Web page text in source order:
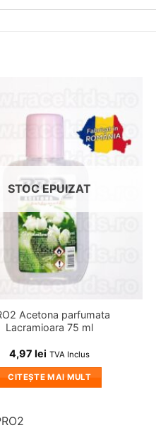
Adauga
in
wishlist!
STOC EPUIZAT
Acetona parfumata
Lacramioara 75 ml
4,97lei TVA Inclus
CITEȘTE MAI MULT